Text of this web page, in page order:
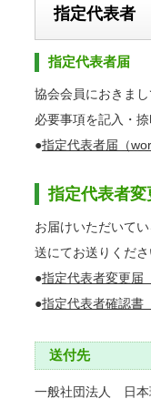
指定代表者
指定代表者届
協会会員におきま
必要事項を記入・
●指定代表者届（
指定代表者変
お届けいただいて
送にてお送りくださ
●指定代表者変更届
●指定代表者確認書
送付先
一般社団法人 日